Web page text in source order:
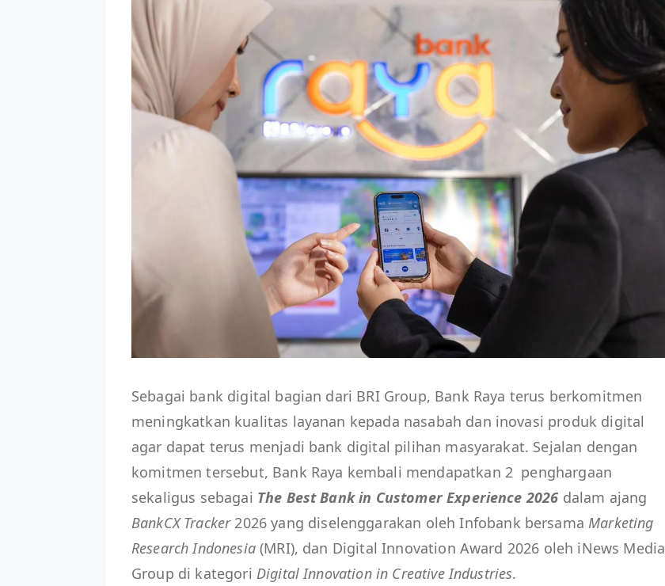
Sebagai bank digital bagian dari BRI Group, Bank Raya terus berkomitmen
meningkatkan kualitas layanan kepada nasabah dan inovasi produk digital
agar dapat terus menjadi bank digital pilihan masyarakat. Sejalan dengan
komitmen tersebut, Bank Raya kembali mendapatkan 2 penghargaan
sekaligus sebagai The Best Bank in Customer Experience 2026 dalam ajang
BankCX Tracker2026 yang diselenggarakan oleh Infobank bersama Marketing
Research Indonesia(MRI), dan Digital Innovation Award 2026 oleh iNews Media
Group di kategori Digital Innovation in Creative Industries.